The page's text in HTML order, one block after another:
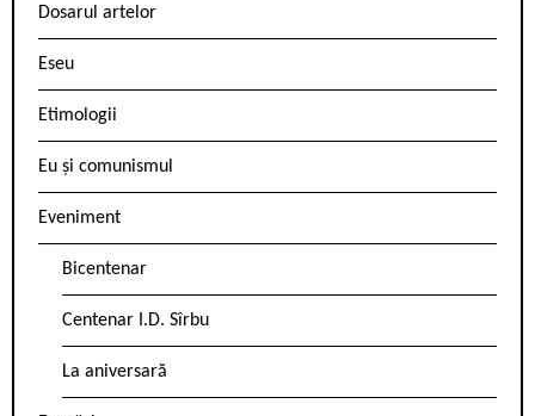
Dosarul artelor
Eseu
Etimologii
Eu și comunismul
Eveniment
Bicentenar
Centenar I.D. Sîrbu
La aniversară